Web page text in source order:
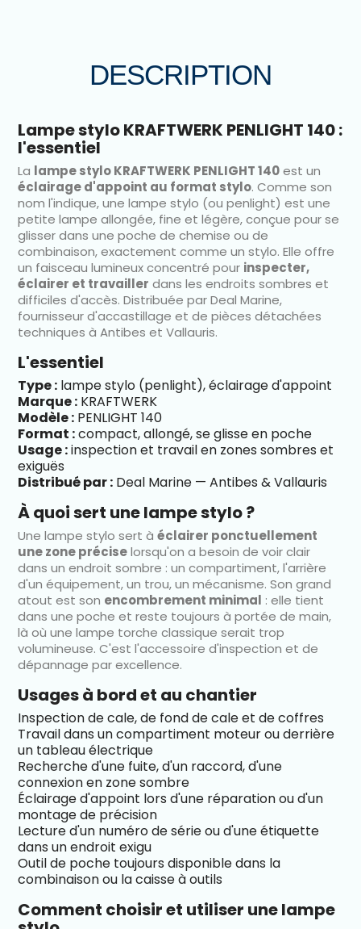
DESCRIPTION
Lampe stylo KRAFTWERK PENLIGHT 140 :
l'essentiel
La lampe stylo KRAFTWERK PENLIGHT 140est un
éclairage d'appoint au format stylo. Comme son
nom l'indique, une lampe stylo (ou penlight) est une
petite lampe allongée, fine et légère, conçue pour se
glisser dans une poche de chemise ou de
combinaison, exactement comme un stylo. Elle offre
un faisceau lumineux concentré pour inspecter,
éclairer et travailler dans les endroits sombres et
difficiles d'accès. Distribuée par Deal Marine,
fournisseur d'accastillage et de pièces détachées
techniques à Antibes et Vallauris.
L'essentiel
Type : lampe stylo (penlight), éclairage d'appoint
Marque : KRAFTWERK
Modèle : PENLIGHT 140
Format :compact, allongé, se glisse en poche
Usage :inspection et travail en zones sombres et
exiguës
Distribué par : Deal Marine — Antibes & Vallauris
À quoi sert une lampe stylo ?
Une lampe stylo sert àéclairer ponctuellement
une zone préciselorsqu'on a besoin de voir clair
dans un endroit sombre : un compartiment, l'arrière
d'un équipement, un trou, un mécanisme. Son grand
atout est son encombrement minimal : elle tient
dans une poche et reste toujours à portée de main,
là où une lampe torche classique serait trop
volumineuse. C'est l'accessoire d'inspection et de
dépannage par excellence.
Usages à bord et au chantier
Inspection de cale, de fond de cale et de coffres
Travail dans un compartiment moteur ou derrière
un tableau électrique
Recherche d'une fuite, d'un raccord, d'une
connexion en zone sombre
Éclairage d'appoint lors d'une réparation ou d'un
montage de précision
Lecture d'un numéro de série ou d'une étiquette
dans un endroit exigu
Outil de poche toujours disponible dans la
combinaison ou la caisse à outils
Comment choisir et utiliser une lampe